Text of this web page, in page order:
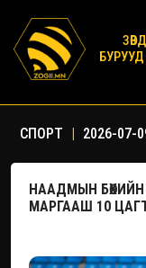
СПОРТ | 2026-07-
НААДМЫН
МАРГААШ 10